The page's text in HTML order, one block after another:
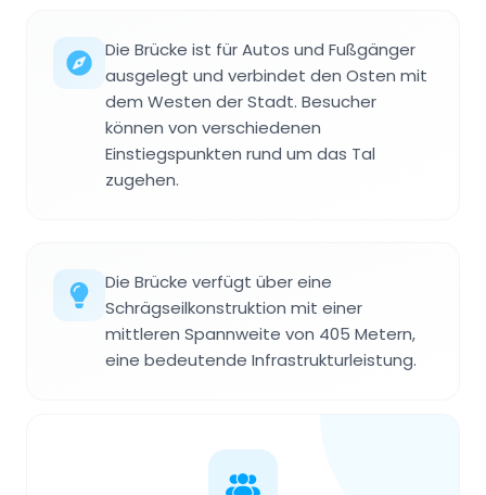
Die Brücke ist für Autos und Fußgänger
ausgelegt und verbindet den Osten mit
dem Westen der Stadt. Besucher
können von verschiedenen
Einstiegspunkten rund um das Tal
zugehen.
Die Brücke verfügt über eine
Schrägseilkonstruktion mit einer
mittleren Spannweite von 405 Metern,
eine bedeutende Infrastrukturleistung.